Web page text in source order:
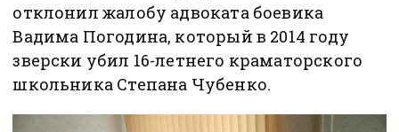
отклонил жалобу адвоката боевика
Вадима Погодина, который в 2014 году
зверски убил 16-летнего краматорского
школьника Степана Чубенко.